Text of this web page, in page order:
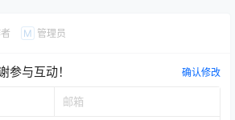
M 管理员
参与互动！ 确认修改